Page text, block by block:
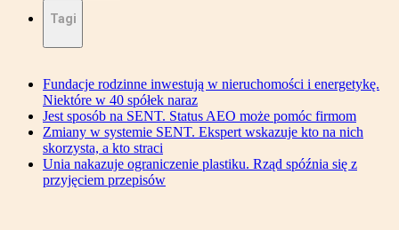
Tagi
Fundacje rodzinne inwestują w nieruchomości i energetykę.
Niektóre w 40 spółek naraz
Jest sposób na SENT. Status AEO może pomóc firmom
Zmiany w systemie SENT. Ekspert wskazuje kto na nich
skorzysta, a kto straci
Unia nakazuje ograniczenie plastiku. Rząd spóźnia się z
przyjęciem przepisów